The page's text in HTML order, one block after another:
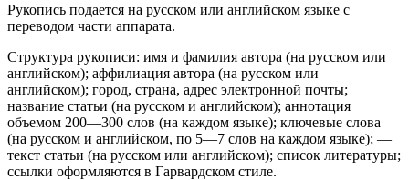
Рукопись подается на русском или английском языке c
переводом части аппарата.
Структура рукописи: имя и фамилия автора (на русском или
английском); аффилиация автора (на русском или
английском); город, страна, адрес электронной почты;
название статьи (на русском и английском); аннотация
объемом 200—300 слов (на каждом языке); ключевые слова
(на русском и английском, по 5—7 слов на каждом языке); —
текст статьи (на русском или английском); список литературы;
ссылки оформляются в Гарвардском стиле.